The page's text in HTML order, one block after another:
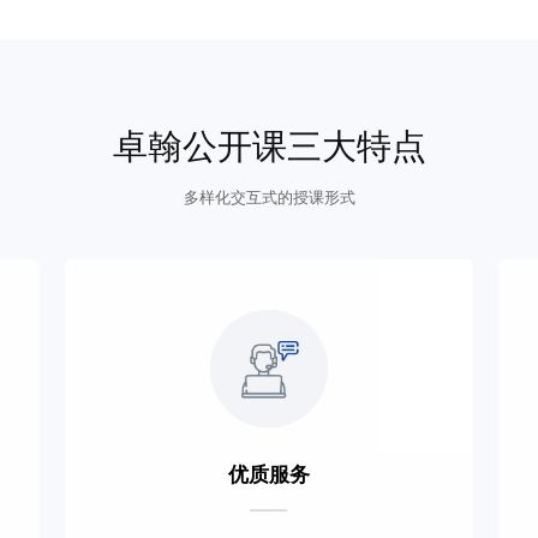
卓翰公开课三大特点
多样化交互式的授课形式
优质服务